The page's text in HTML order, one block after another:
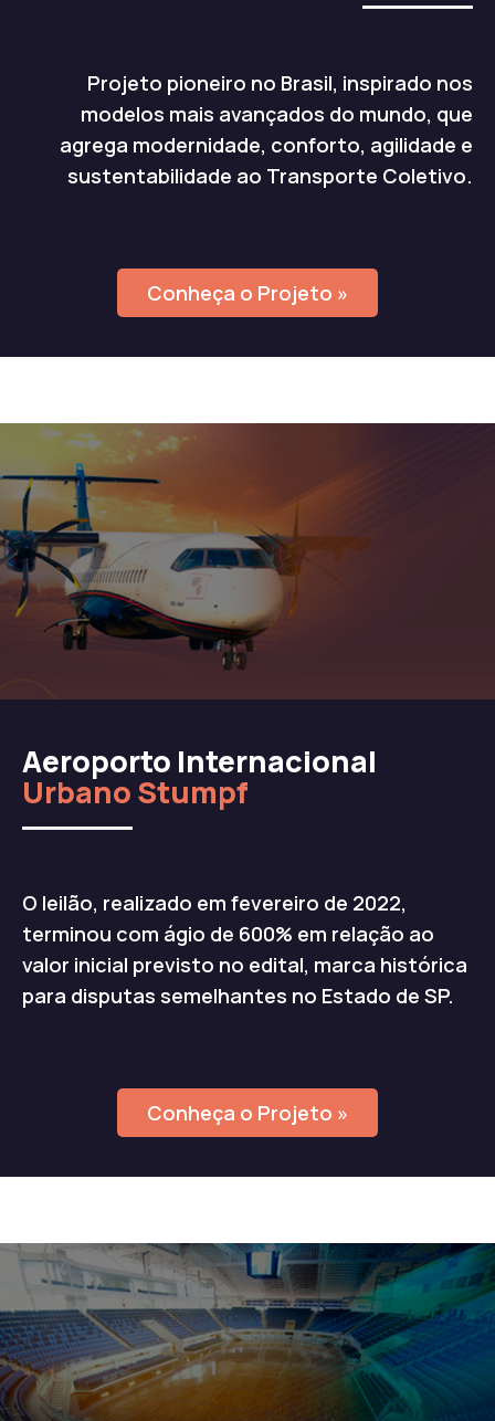
Projeto pioneiro no Brasil, inspirado nos
modelos mais avançados do mundo, que
agrega modernidade, conforto, agilidade e
sustentabilidade ao Transporte Coletivo.
Conheça o Projeto »
Aeroporto Internacional
Urbano Stumpf
O leilão, realizado em fevereiro de 2022,
terminou com ágio de 600% em relação ao
valor inicial previsto no edital, marca histórica
para disputas semelhantes no Estado de SP.
Conheça o Projeto »